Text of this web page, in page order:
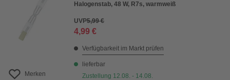
Merken
Halogenstab, 48 W, R7s, warmweiß
UVP5,99 €
4,99 €
Verfügbarkeit im Markt prüfen
lieferbar
Zustellung 12.08. - 14.08.